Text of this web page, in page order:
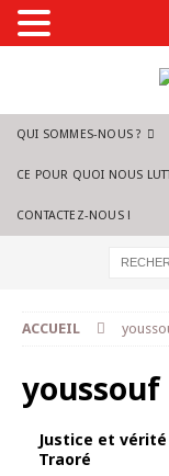
QUI SOMMES-NOUS ?
CE POUR QUOI NOUS
CONTACTEZ-NOUS !
ACCUEIL
youssouf
Justice et
Traoré